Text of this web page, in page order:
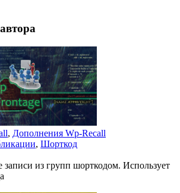
, Дополнения Wp-Recall
, Шорткод
из групп шорткодом. Использует